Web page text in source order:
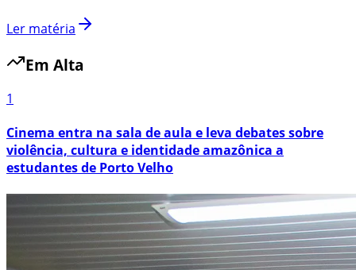
Ler matéria
Em Alta
1
Cinema entra na sala de aula e leva debates sobre
violência, cultura e identidade amazônica a
estudantes de Porto Velho